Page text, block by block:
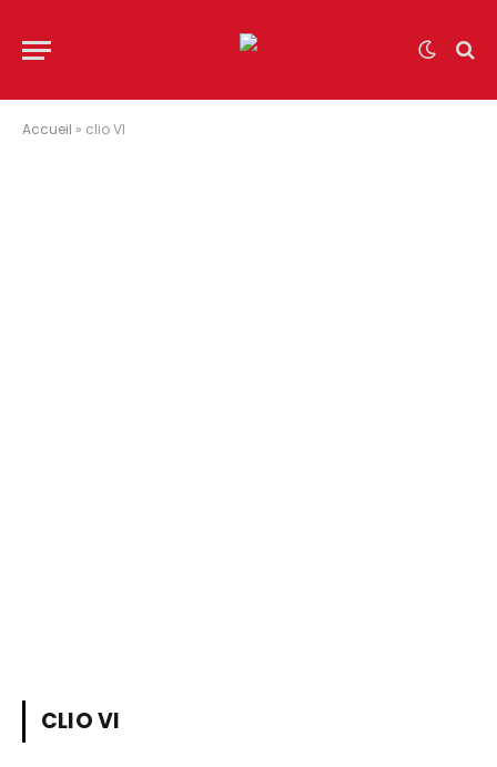
Accueil » clio VI
CLIO VI